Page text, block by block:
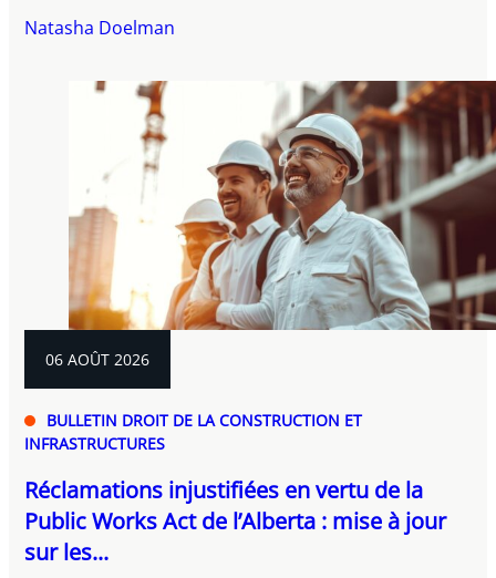
Natasha Doelman
06 AOÛT 2026
BULLETIN DROIT DE LA CONSTRUCTION ET
INFRASTRUCTURES
Réclamations injustifiées en vertu de la
Public Works Act de l’Alberta : mise à jour
sur les...